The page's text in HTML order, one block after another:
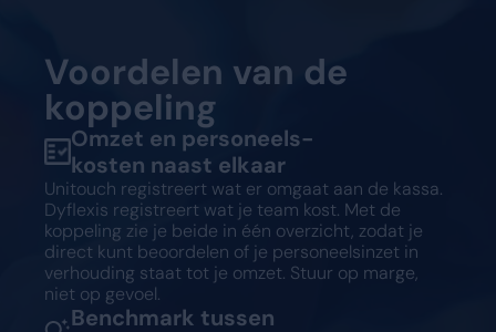
Voordelen van de
koppeling
Omzet en personeels-
kosten naast elkaar
Unitouch registreert wat er omgaat aan de kassa.
Dyflexis registreert wat je team kost. Met de
koppeling zie je beide in één overzicht, zodat je
direct kunt beoordelen of je personeelsinzet in
verhouding staat tot je omzet. Stuur op marge,
niet op gevoel.
Benchmark tussen